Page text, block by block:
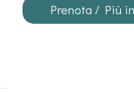
Prenota / Più